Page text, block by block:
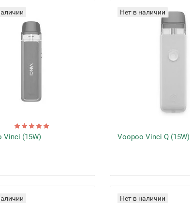
Vinci (15W)
Нет в наличии
Voopoo Vinci Q (15W)
Нет в наличии